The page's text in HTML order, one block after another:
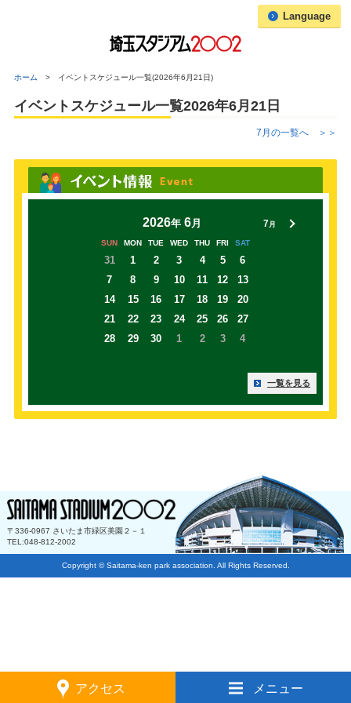
Language
アクセス メニュー
ホーム イベントスケジュール一覧(2026年6月21日)
イベントスケジュール一覧2026年6月21日
7 月の一覧へ ＞＞
2026年 6月 7 月
SUN MON TUE WED THU FRI SAT
31 1 2 3 4 5
6
7
8 9 10 11 12
13
14
15 16 17 18 19
20
21
22 23 24 25 26
27
28
29 30 1 2 3 4
一覧を見る
〒336-0967 さいたま市緑区美園２－１
TEL:048-812-2002
Copyright © Saitama-ken park association. All Rights Reserved.